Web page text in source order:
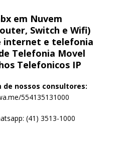
em Nuvem
Switch e Wifi)
internet e telefonia
Telefonia Movel
Telefonicos IP
de nossos consultores:
554135131000
(41) 3513-1000